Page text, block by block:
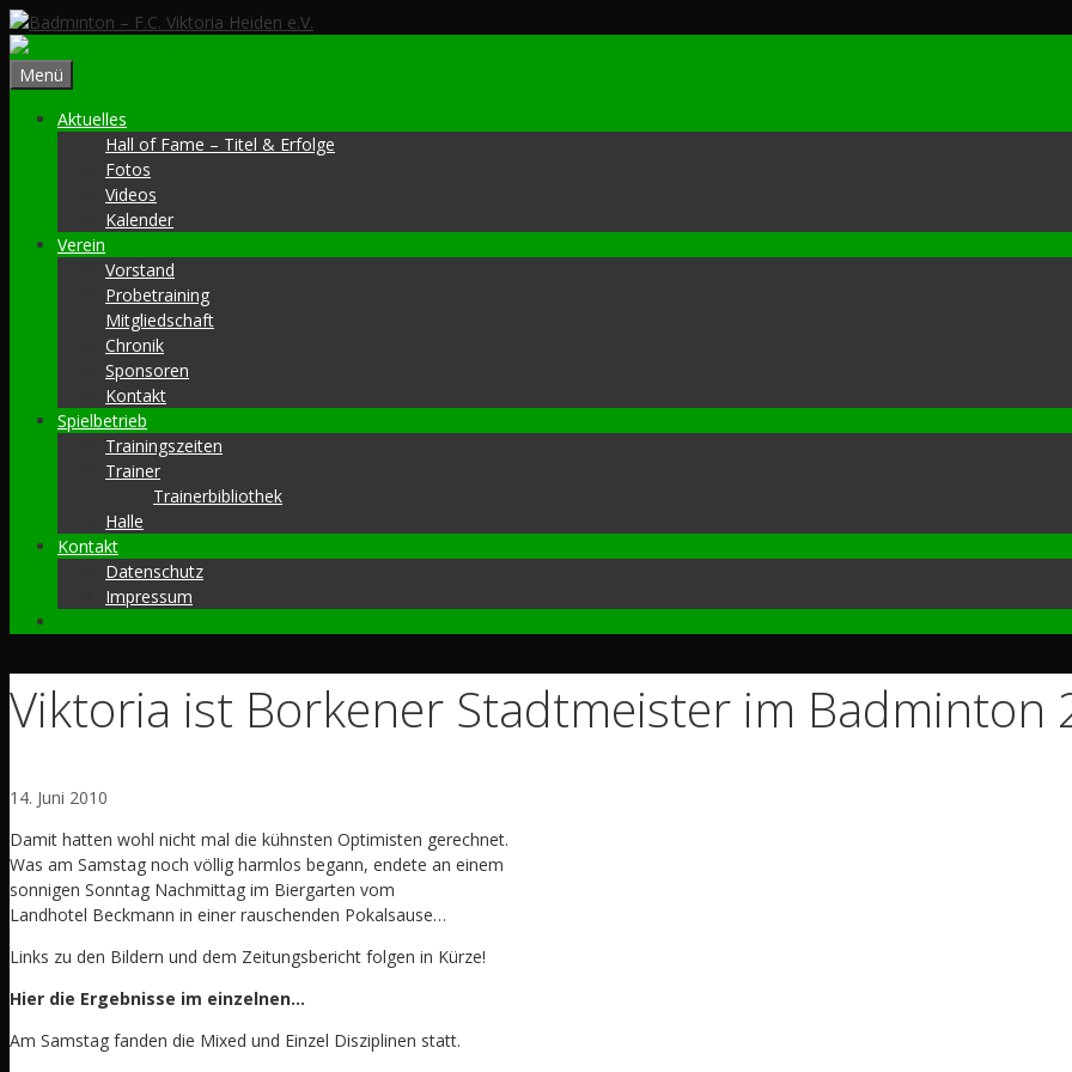
Zum
Inhalt
springen
Menü
Aktuelles
Hall of Fame – Titel & Erfolge
Fotos
Videos
Kalender
Verein
Vorstand
Probetraining
Mitgliedschaft
Chronik
Sponsoren
Kontakt
Spielbetrieb
Trainingszeiten
Trainer
Trainerbibliothek
Halle
Kontakt
Datenschutz
Impressum
Viktoria ist Borkener Stadtmeister im Badminton
14. Juni 2010
Damit hatten wohl nicht mal die kühnsten Optimisten gerechnet.
Was am Samstag noch völlig harmlos begann, endete an einem
sonnigen Sonntag Nachmittag im Biergarten vom
Landhotel Beckmann in einer rauschenden Pokalsause…
Links zu den Bildern und dem Zeitungsbericht folgen in Kürze!
Hier die Ergebnisse im einzelnen…
Am Samstag fanden die Mixed und Einzel Disziplinen statt.